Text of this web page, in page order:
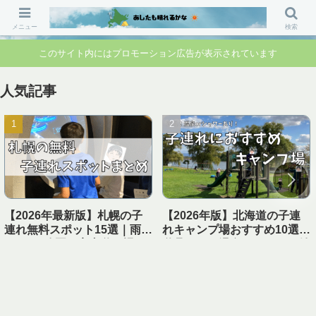
「行ってよかった」「準備して正解」 家族のお出かけ前の“不安”を“安心”に変
えるブログです。
このサイト内にはプロモーション広告が表示されています
人気記事
【2026年最新版】札幌の子
連れ無料スポット15選｜雨の
【2026年版】北海道の子連
れキャンプ場おすすめ10選｜
メニュー 検索